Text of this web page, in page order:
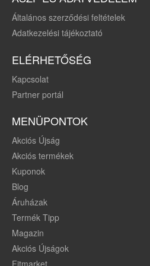
Általános szerződési feltételek
Adatkezelési tájékoztató
ELÉRHETŐSÉG
Kapcsolat
Partner portál
MENÜPONTOK
Akciós Újság
Akciós termékek
Kuponok
Blog
Áruházak
Termék Tipp
Magazin
Akciós Újságok